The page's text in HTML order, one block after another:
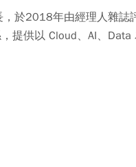
於2018年由經理人雜誌
提供以 Cloud、AI、